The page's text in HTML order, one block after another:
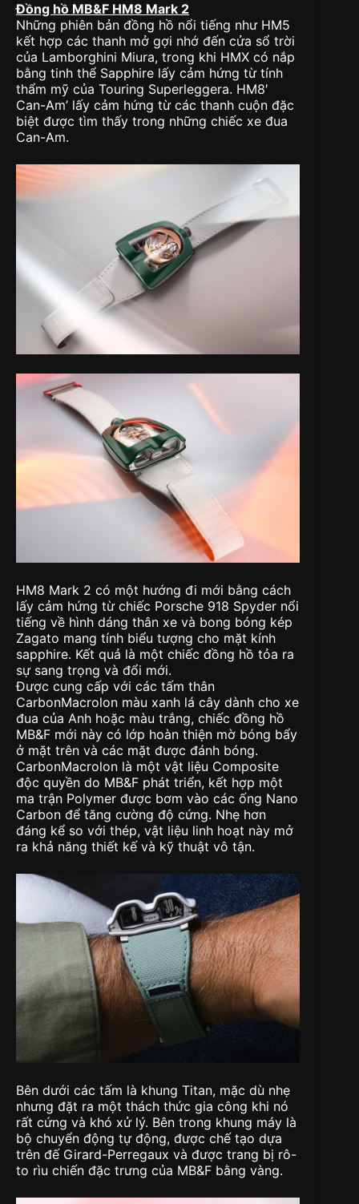
Đồng hồ MB&F HM8 Mark 2
Những phiên bản đồng hồ nổi tiếng như HM5
kết hợp các thanh mở gợi nhớ đến cửa sổ trời
của Lamborghini Miura, trong khi HMX có nắp
bằng tinh thể Sapphire lấy cảm hứng từ tính
thẩm mỹ của Touring Superleggera. HM8′
Can-Am’ lấy cảm hứng từ các thanh cuộn đặc
biệt được tìm thấy trong những chiếc xe đua
Can-Am.
HM8 Mark 2 có một hướng đi mới bằng cách
lấy cảm hứng từ chiếc Porsche 918 Spyder nổi
tiếng về hình dáng thân xe và bong bóng kép
Zagato mang tính biểu tượng cho mặt kính
sapphire. Kết quả là một chiếc đồng hồ tỏa ra
sự sang trọng và đổi mới.
Được cung cấp với các tấm thân
CarbonMacrolon màu xanh lá cây dành cho xe
đua của Anh hoặc màu trắng, chiếc đồng hồ
MB&F mới này có lớp hoàn thiện mờ bóng bẩy
ở mặt trên và các mặt được đánh bóng.
CarbonMacrolon là một vật liệu Composite
độc quyền do MB&F phát triển, kết hợp một
ma trận Polymer được bơm vào các ống Nano
Carbon để tăng cường độ cứng. Nhẹ hơn
đáng kể so với thép, vật liệu linh hoạt này mở
ra khả năng thiết kế và kỹ thuật vô tận.
Bên dưới các tấm là khung Titan, mặc dù nhẹ
nhưng đặt ra một thách thức gia công khi nó
rất cứng và khó xử lý. Bên trong khung máy là
bộ chuyển động tự động, được chế tạo dựa
trên đế Girard-Perregaux và được trang bị rô-
to rìu chiến đặc trưng của MB&F bằng vàng.